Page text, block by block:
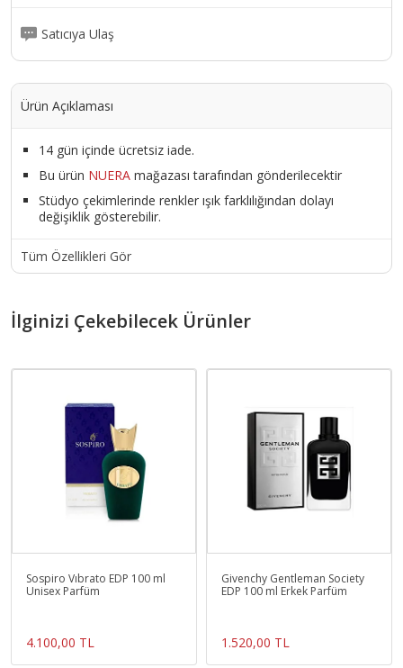
Satıcıya Ulaş
Ürün Açıklaması
14 gün içinde ücretsiz iade.
Bu ürün NUERA mağazası tarafından gönderilecektir
Stüdyo çekimlerinde renkler ışık farklılığından dolayı
değişiklik gösterebilir.
Tüm Özellikleri Gör
İlginizi Çekebilecek Ürünler
Sospiro Vıbrato EDP 100 ml
Unisex Parfüm
4.100,00 TL
Givenchy Gentleman Society
EDP 100 ml Erkek Parfüm
1.520,00 TL